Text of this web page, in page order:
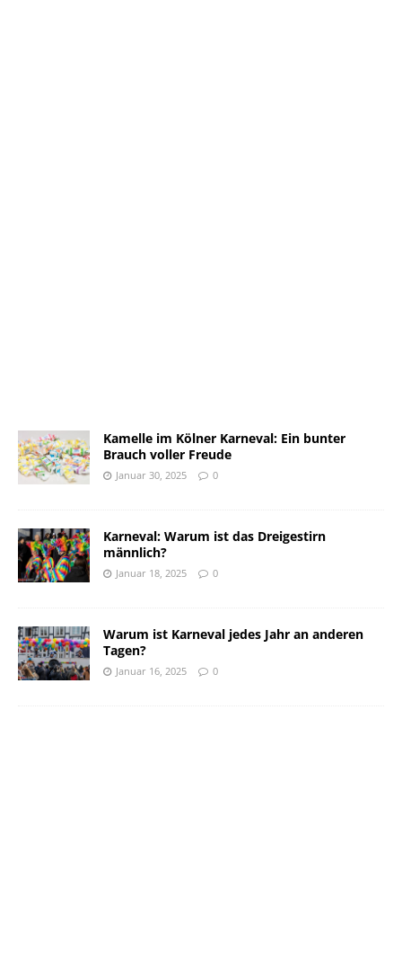
Kamelle im Kölner Karneval: Ein bunter
Brauch voller Freude
Januar 30, 2025 0
Karneval: Warum ist das Dreigestirn
männlich?
Januar 18, 2025 0
Warum ist Karneval jedes Jahr an anderen
Tagen?
Januar 16, 2025 0